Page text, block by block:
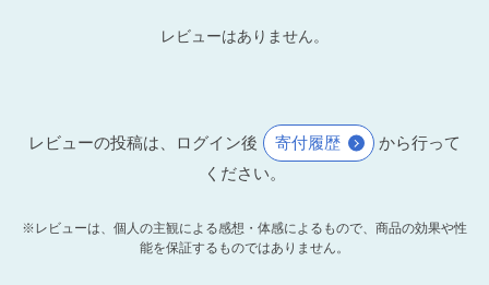
レビューはありません。
レビューの投稿は、ログイン後 寄付履歴
から行って
ください。
※レビューは、個人の主観による感想・体感によるもので、商品の効果や性
能を保証するものではありません。